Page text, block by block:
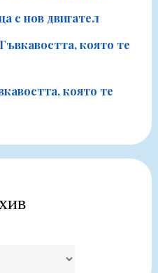
с нов двигател
Гъвкавостта, която те
която те